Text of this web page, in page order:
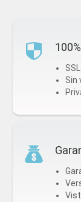
Sin